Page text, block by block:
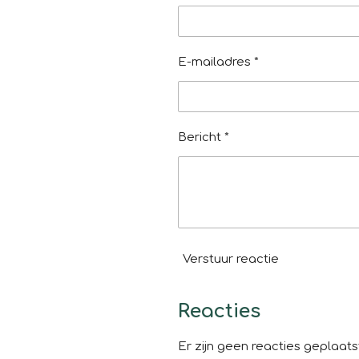
E-mailadres *
Bericht *
Verstuur reactie
Reacties
Er zijn geen reacties